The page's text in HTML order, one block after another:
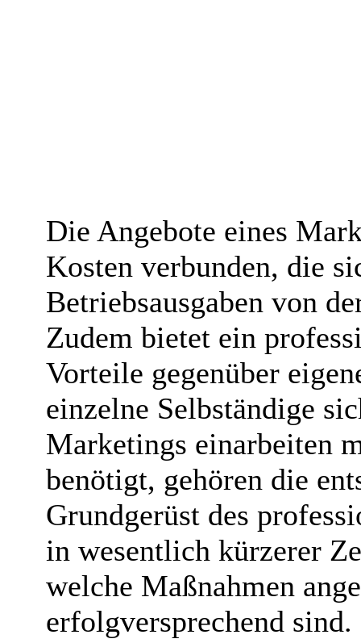
Die Angebote eines
Kosten verbunden, die
Betriebsausgaben von
Zudem bietet ein
Vorteile gegenüber
einzelne Selbständige
Marketings einarbeiten
benötigt, gehören die
Grundgerüst des
in wesentlich kürzerer
welche Maßnahmen
erfolgversprechend sind.